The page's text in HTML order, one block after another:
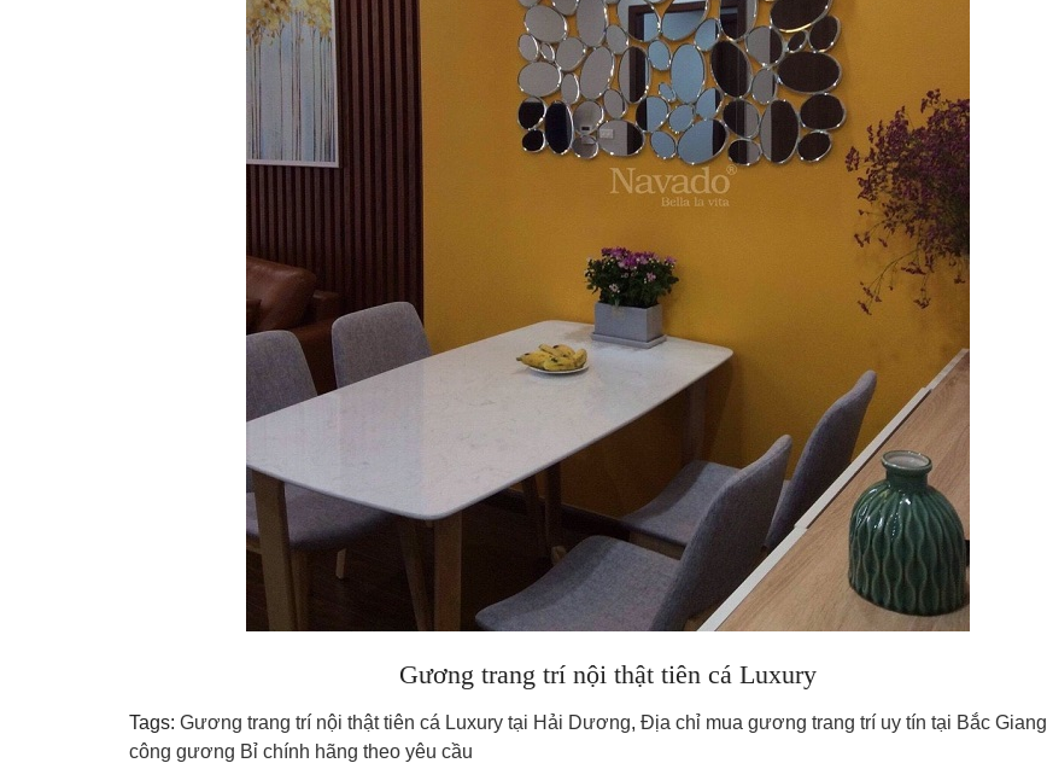
Gương trang trí nội thật tiên cá Luxury
Tags: Gương trang trí nội thật tiên cá Luxury tại Hải Dương, Địa chỉ mua gương trang trí uy tín tại Bắc Giang
công gương Bỉ chính hãng theo yêu cầu